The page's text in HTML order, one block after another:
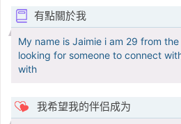
有點關於我
My name is Jaimie i am 29 from
looking for someone to connect
with
我希望我的伴侣成为